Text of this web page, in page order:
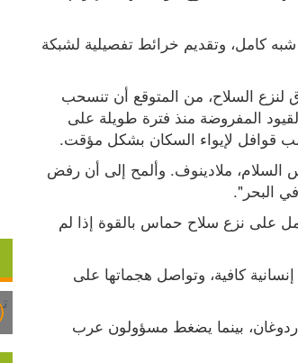
قوافل لإيواء السكان بشكل مؤقت.
البحر".